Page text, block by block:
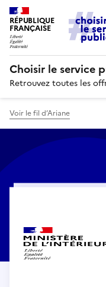
RÉPUBLIQUE
FRANÇAISE
Choisir le service
Retrouvez toutes les
Voir le fil d’Ariane